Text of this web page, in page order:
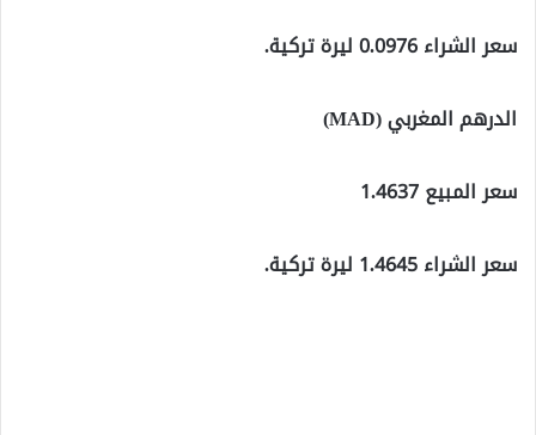
سعر الشراء 0.0976 ليرة تركية.
الدرهم المغربي (MAD)
سعر المبيع 1.4637
سعر الشراء 1.4645 ليرة تركية.